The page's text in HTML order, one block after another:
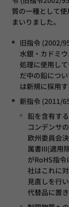
質の一種として
まいりました。
旧指令 (2002/
水銀・カドミ
処理に使用し
だ中の鉛につ
は新規に採用
新指令 (2011/
鉛を含有す
コンデンサ
欧州委員会
属書III(適用
がRoHS指
社はこれに
見直しを行
代替品に置